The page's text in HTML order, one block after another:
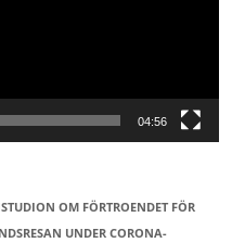
04:56
OM FÖRTROENDET FÖR
UNDER CORONA-